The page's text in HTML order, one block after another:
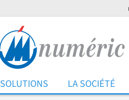
SOLUTIONS LA SOCIÉTÉ